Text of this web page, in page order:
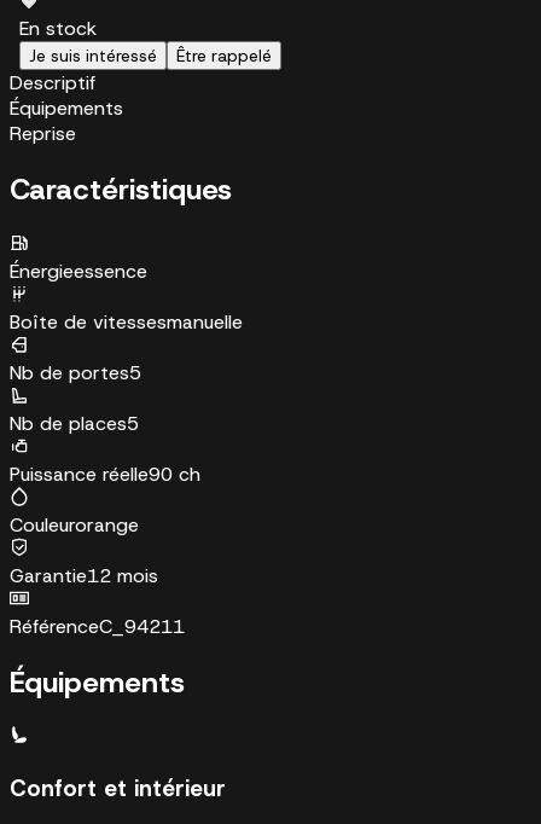
En stock
Je suis intéressé Être rappelé
Descriptif
Équipements
Reprise
Caractéristiques
Énergieessence
Boîte de vitessesmanuelle
Nb de portes5
Nb de places5
Puissance réelle90 ch
Couleurorange
Garantie12 mois
RéférenceC_94211
Équipements
Confort et intérieur